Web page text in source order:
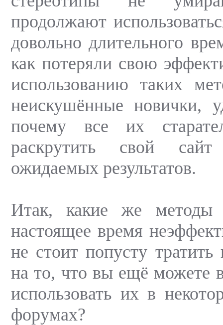
продолжают
довольно длительного
как потеряли свою
использованию таких
неискушённые новички,
почему все их
раскрутить свой
ожидаемых результатов.
Итак, какие же методы
настоящее время
не стоит попусту
на то, что вы ещё можете
использовать их в
форумах?